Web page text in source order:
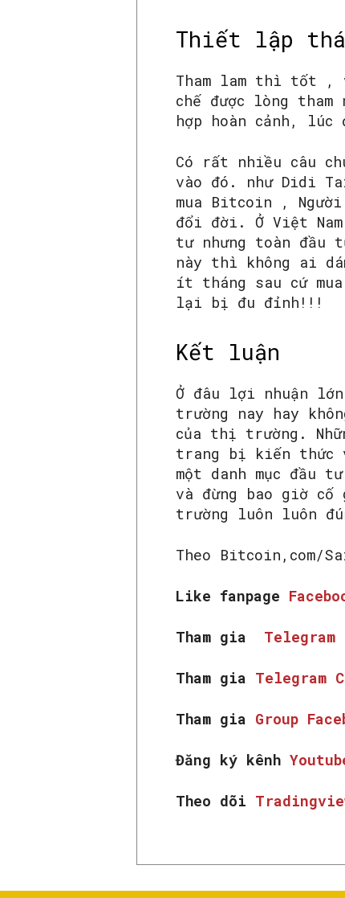
Thiết lập
Tham lam thì tốt ,
chế được lòng
hợp hoàn cảnh,
Có rất nhiều câu
vào đó. như Didi
mua Bitcoin ,
đổi đời. Ở Việt
tư nhưng toàn đầu
này thì không ai
ít tháng sau cứ
lại bị đu đỉnh!!!
Kết luận
Ở đâu lợi nhuận
trường nay hay
của thị trường.
trang bị kiến thức
một danh mục đầu
và đừng bao giờ
trường luôn luôn
Theo Bitcoin,com/
Like fanpage
Tham gia Telegram
Tham gia Telegram
Tham gia Group
Đăng ký kênh
Theo dõi